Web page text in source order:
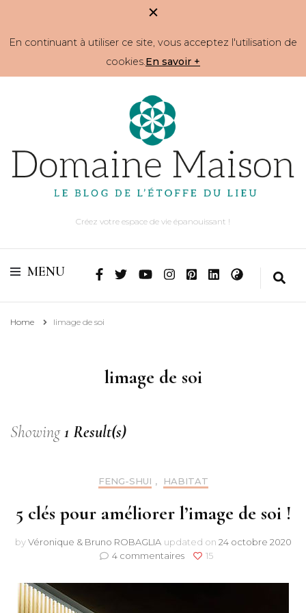
En continuant à utiliser ce site, vous acceptez l'utilisation de
cookies.En savoir +
Créez votre espace de vie épanouissant !
MENU
Home limage de soi
limage de soi
Showing1 Result(s)
FENG-SHUI , HABITAT
5 clés pour améliorer l’image de soi !
byVéronique & Bruno ROBAGLIA updated on 24 octobre 2020
4 commentaires
sur
clés
15